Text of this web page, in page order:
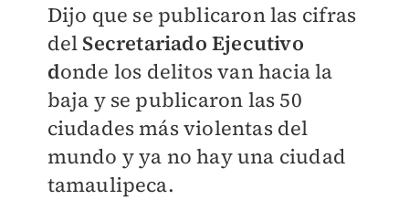
Dijo que se publicaron las cifras
del Secretariado Ejecutivo
donde los delitos van hacia la
baja y se publicaron las 50
ciudades más violentas del
mundo y ya no hay una ciudad
tamaulipeca.